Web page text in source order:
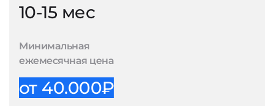
10-15 мес
Минимальная
ежемесячная цена
от 40.000₽